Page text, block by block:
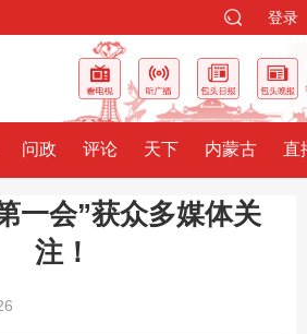
登录
问政 评论 天下 内蒙古 直
一会”获众多媒体关
注！